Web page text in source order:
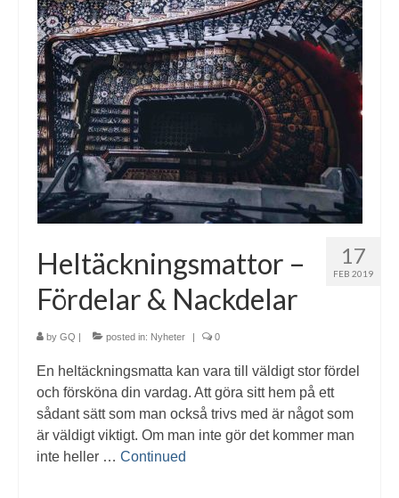
17
FEB 2019
Heltäckningsmattor –
Fördelar & Nackdelar
by GQ | posted in: Nyheter | 0
En heltäckningsmatta kan vara till väldigt stor fördel
och försköna din vardag. Att göra sitt hem på ett
sådant sätt som man också trivs med är något som
är väldigt viktigt. Om man inte gör det kommer man
inte heller … Continued